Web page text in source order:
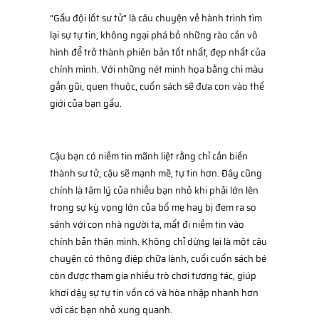
“Gấu đội lốt sư tử” là câu chuyện về hành trình tìm
lại sự tự tin, không ngại phá bỏ những rào cản vô
hình để trở thành phiên bản tốt nhất, đẹp nhất của
chính mình. Với những nét minh họa bằng chì màu
gần gũi, quen thuộc, cuốn sách sẽ đưa con vào thế
giới của bạn gấu.
Cậu bạn có niềm tin mãnh liệt rằng chỉ cần biến
thành sư tử, cậu sẽ mạnh mẽ, tự tin hơn. Đây cũng
chính là tâm lý của nhiều bạn nhỏ khi phải lớn lên
trong sự kỳ vọng lớn của bố mẹ hay bị đem ra so
sánh với con nhà người ta, mất đi niềm tin vào
chính bản thân mình. Không chỉ dừng lại là một câu
chuyện có thông điệp chữa lành, cuối cuốn sách bé
còn được tham gia nhiều trò chơi tương tác, giúp
khơi dậy sự tự tin vốn có và hòa nhập nhanh hơn
với các bạn nhỏ xung quanh.